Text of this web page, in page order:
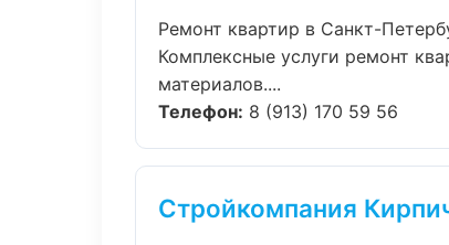
Ремонт квартир в Санкт-
Комплексные услуги ремонт
материалов....
Телефон: 8 (913) 170 59 56
Стройкомпания